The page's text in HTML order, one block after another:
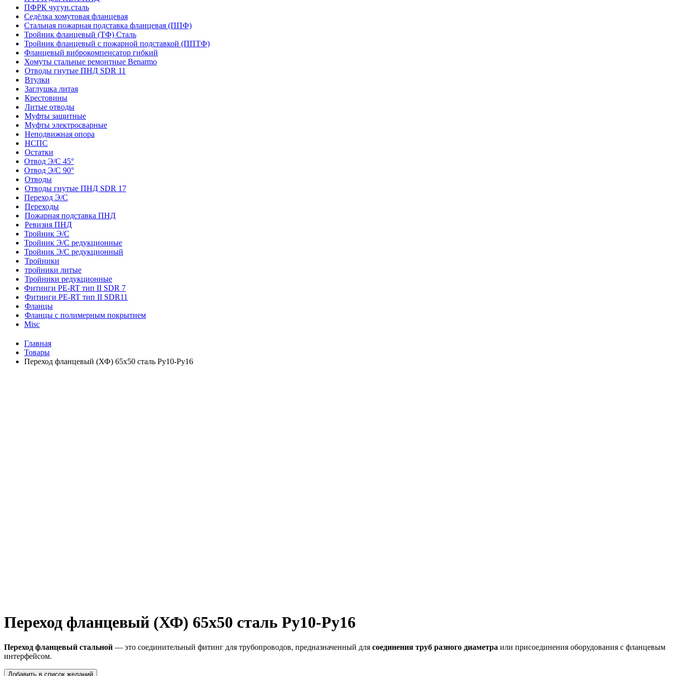
ПФРК чугун.сталь
Седёлка хомутовая фланцевая
Стальная пожарная подставка фланцевая (ППФ)
Тройник фланцевый (ТФ) Сталь
Тройник фланцевый с пожарной подставкой (ППТФ)
Фланцевый виброкомпенсатор гибкий
Хомуты стальные ремонтные Benarmo
Отводы гнутые ПНД SDR 11
Втулки
Заглушка литая
Крестовины
Литые отводы
Муфты защитные
Муфты электросварные
Неподвижная опора
НСПС
Остатки
Отвод Э/С 45°
Отвод Э/С 90°
Отводы
Отводы гнутые ПНД SDR 17
Переход Э/С
Переходы
Пожарная подставка ПНД
Ревизия ПНД
Тройник Э/С
Тройник Э/С редукционные
Тройник Э/С редукционный
Тройники
тройники литые
Тройники редукционные
Фитинги PE-RT тип II SDR 7
Фитинги PE-RT тип II SDR11
Фланцы
Фланцы с полимерным покрытием
Misc
Главная
Товары
Переход фланцевый (ХФ) 65х50 сталь Ру10-Ру16
Переход фланцевый (ХФ) 65х50 сталь Ру10-Ру16
Переход фланцевый стальной — это соединительный фитинг для трубопроводов, предназначенный для соединения труб разного диаметра или присоединения оборудования с фланцевым
интерфейсом.
Добавить в список желаний